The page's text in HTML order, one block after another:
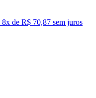
8x de R$ 70,87 sem juros